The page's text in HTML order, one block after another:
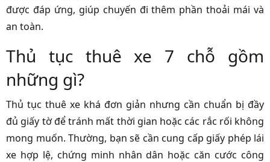
được đáp ứng, giúp chuyến đi thêm phần thoải mái và
an toàn.
Thủ tục thuê xe 7 chỗ gồm
những gì?
Thủ tục thuê xe khá đơn giản nhưng cần chuẩn bị đầy
đủ giấy tờ để tránh mất thời gian hoặc các rắc rối không
mong muốn. Thường, bạn sẽ cần cung cấp giấy phép lái
xe hợp lệ, chứng minh nhân dân hoặc căn cước công